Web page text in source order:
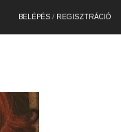
BELÉPÉS / REGISZTRÁCIÓ